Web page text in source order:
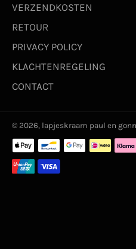
VERZENDKOSTEN
RETOUR
PRIVACY POLICY
KLACHTENREGELING
CONTACT
© 2026, lapjeskraam paul en
Betaalmethoden